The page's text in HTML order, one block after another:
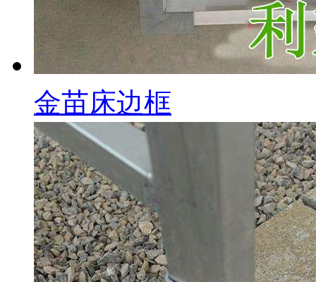
金苗床边框